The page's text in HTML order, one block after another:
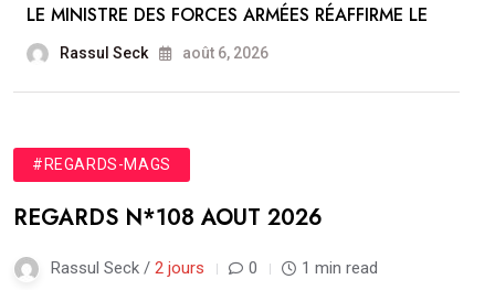
LE MINISTRE DES FORCES ARMÉES RÉAFFIRME LE
Rassul Seck août 6, 2026
#REGARDS-MAGS
REGARDS N*108 AOUT 2026
Rassul Seck / 2 jours 0 1 min read